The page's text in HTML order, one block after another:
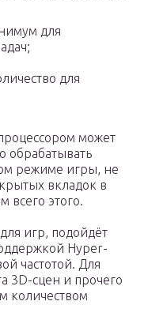
для
для
может
обрабатывать
режиме игры, не
вкладок в
всего этого.
игр, подойдёт
Hyper-
частотой. Для
3D-сцен и прочего
количеством